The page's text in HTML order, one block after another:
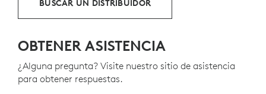
BUSCAR UN DISTRIBUIDOR
OBTENER ASISTENCIA
¿Alguna pregunta? Visite nuestro sitio de asistencia
para obtener respuestas.